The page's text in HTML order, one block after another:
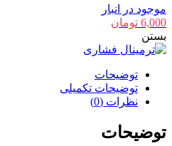
موجود در انبار
6,000 تومان
بستن
توضیحات
توضیحات تکمیلی
نظرات (0)
توضیحات